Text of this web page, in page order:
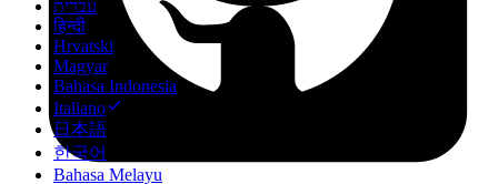
עברית
हिन्दी
Hrvatski
Magyar
Bahasa Indonesia
Italiano
日本語
한국어
Bahasa Melayu